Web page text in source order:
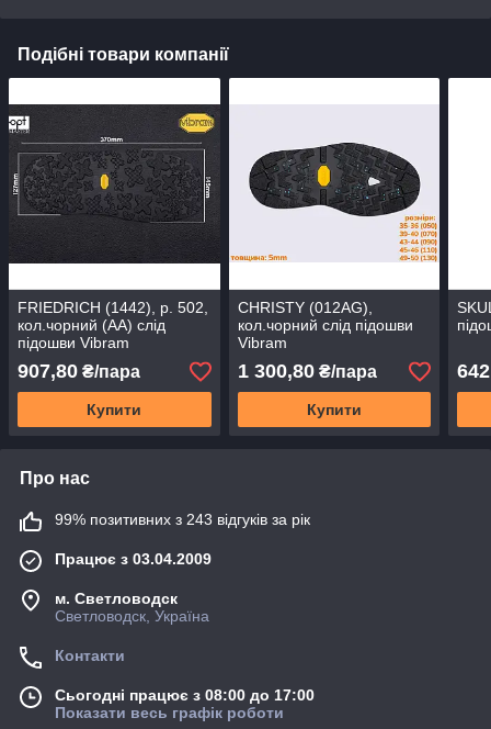
Подібні товари компанії
FRIEDRICH (1442), р. 502,
кол.чорний (AA) слід
підошви Vibram
907,80 ₴/пара
Купити
CHRISTY (012AG),
кол.чорний слід підошви
Vibram
1 300,80₴/пара
Купити
Про нас
99% позитивних з 243 відгуків за рік
Працює з 03.04.2009
м. Светловодск
Светловодск, Україна
Контакти
Сьогодні працює з 08:00 до 17:00
Показати весь графік роботи